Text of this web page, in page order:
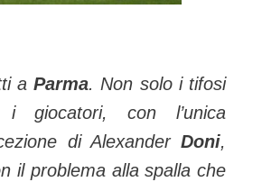
a Parma. Non solo i tifosi
giocatori, con l’unica
di Alexander Doni,
il problema alla spalla che